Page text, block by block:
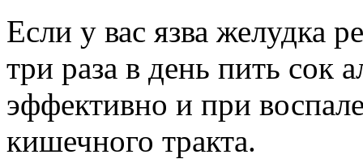
Если у вас язва желудка
три раза в день пить сок
эффективно и при
кишечного тракта.